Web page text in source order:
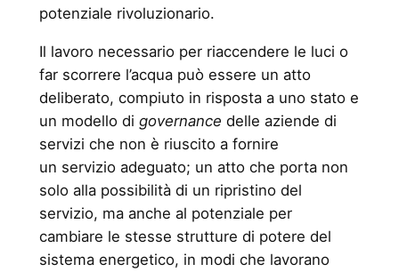
potenziale rivoluzionario.
Il lavoro necessario per riaccendere le luci o
far scorrere l’acqua può essere un atto
deliberato, compiuto in risposta a uno stato e
un modello di governance delle aziende di
servizi che non è riuscito a fornire
un servizio adeguato; un atto che porta non
solo alla possibilità di un ripristino del
servizio, ma anche al potenziale per
cambiare le stesse strutture di potere del
sistema energetico, in modi che lavorano